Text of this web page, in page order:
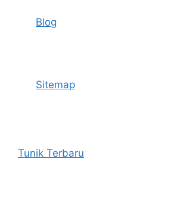
Blog
Sitemap
Tunik Terbaru